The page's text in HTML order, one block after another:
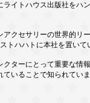
ライトハウス出版社を
クセサリーの世界的リ
トハハトに本社を置いて
ターにとって重要な
いることで知られていま